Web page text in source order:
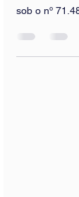
Sindicato
sob o nº